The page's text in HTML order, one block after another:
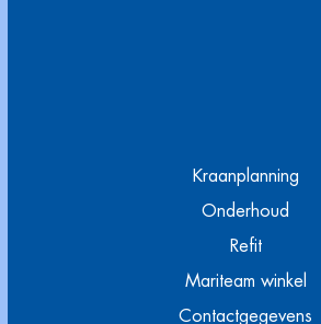
Kraanplanning
Onderhoud
Refit
Mariteam winkel
Contactgegevens